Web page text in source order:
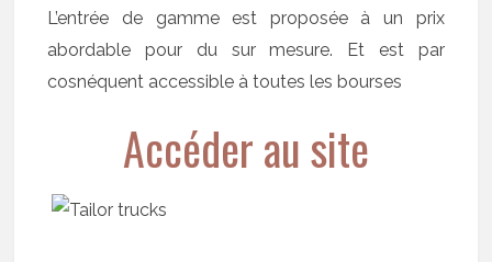
L’entrée de gamme est proposée à un prix
abordable pour du sur mesure. Et est par
cosnéquent accessible à toutes les bourses
Accéder au site